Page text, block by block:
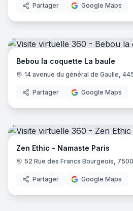
Partager Google Maps
Bebou la coquette La baule
14 avenue du général de Gaulle,
Partager Google Maps
Zen Ethic - Namaste Paris
52 Rue des Francs Bourgeois,
Partager Google Maps